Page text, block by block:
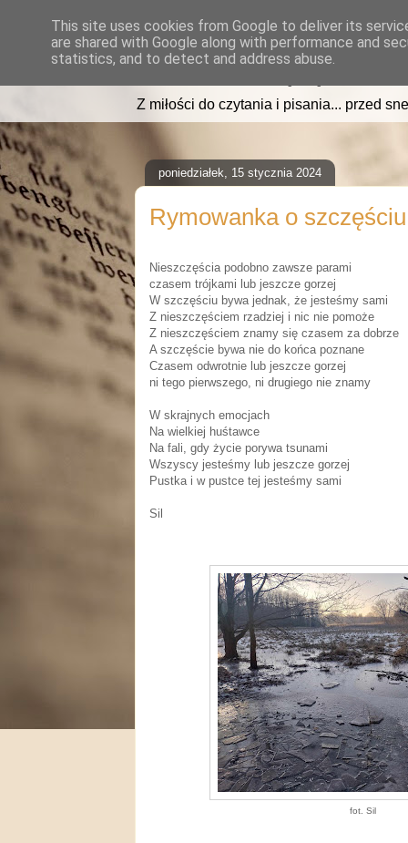
read2sleep.pl
Z miłości do czytania i pisania... przed
poniedziałek, 15 stycznia 2024
Rymowanka o
Nieszczęścia podobno zawsze parami
czasem trójkami lub jeszcze gorzej
W szczęściu bywa jednak, że jesteśmy sami
Z nieszczęściem rzadziej i nic nie pomoże
Z nieszczęściem znamy się czasem za dobrze
A szczęście bywa nie do końca poznane
Czasem odwrotnie lub jeszcze gorzej
ni tego pierwszego, ni drugiego nie znamy
W skrajnych emocjach
Na wielkiej huśtawce
Na fali, gdy życie porywa tsunami
Wszyscy jesteśmy lub jeszcze gorzej
Pustka i w pustce tej jesteśmy sami
Sil
fot. Sil
This site uses cookies from Google to deliver its
are shared with Google along with performance and
statistics, and to detect and address abuse.